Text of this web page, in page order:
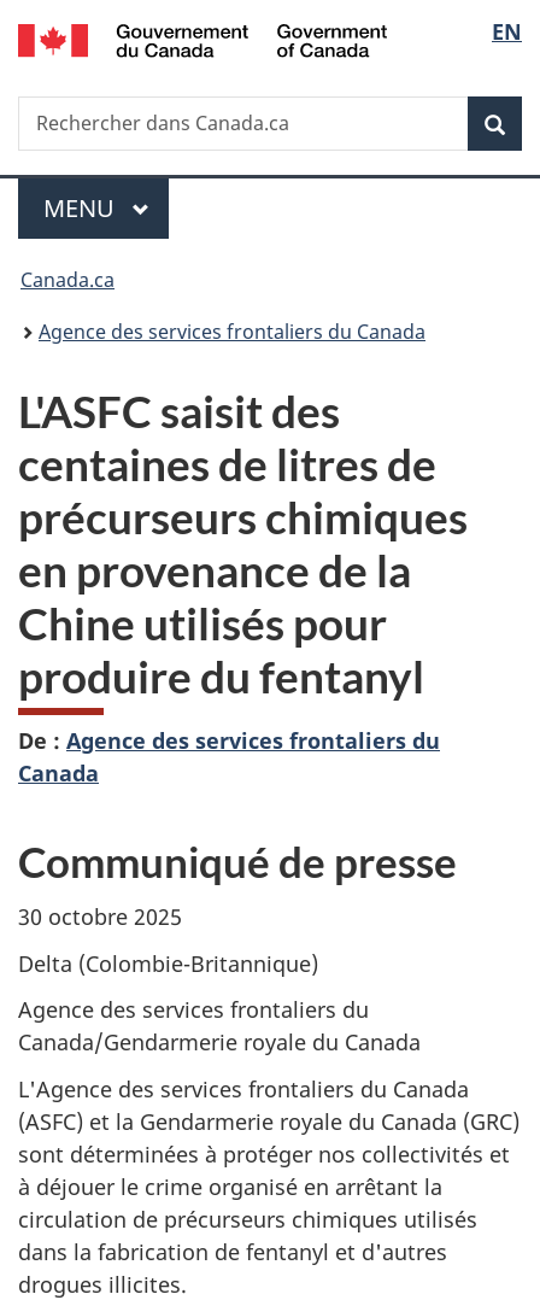
Passer
au
principal
Passer
à
Au
du
Passer
à
version
simplifiée
de
la
EN
Recherche
Rechercher
dans
Menu
MENU PRINCIPAL
Vous
êtes
Canada.ca
Agence des services frontaliers du Canada
L'ASFC saisit des
centaines de litres de
précurseurs chimiques
en provenance de la
Chine utilisés pour
produire du fentanyl
De : Agence des services frontaliers du
Canada
Communiqué de presse
30 octobre 2025
Delta (Colombie-Britannique)
Agence des services frontaliers du
Canada/Gendarmerie royale du Canada
L'Agence des services frontaliers du Canada
(ASFC) et la Gendarmerie royale du Canada (GRC)
sont déterminées à protéger nos collectivités et
à déjouer le crime organisé en arrêtant la
circulation de précurseurs chimiques utilisés
dans la fabrication de fentanyl et d'autres
drogues illicites.